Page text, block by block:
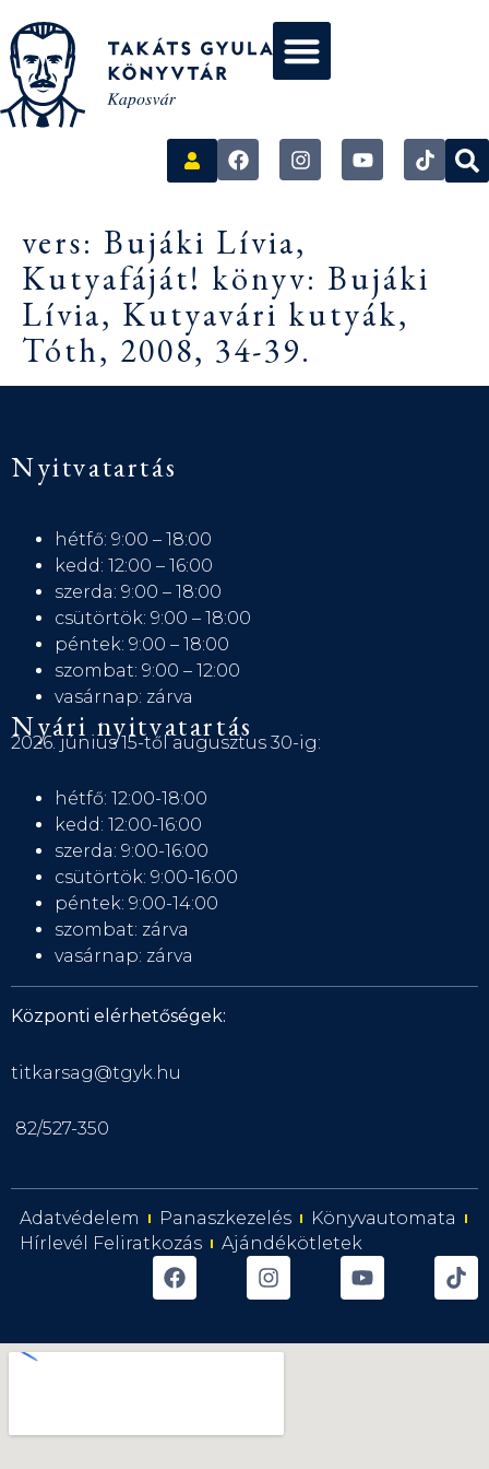
vers: Bujáki Lívia,
Kutyafáját! könyv: Bujáki
Lívia, Kutyavári kutyák,
Tóth, 2008, 34-39.
Nyitvatartás
hétfő: 9:00 – 18:00
kedd: 12:00 – 16:00
szerda: 9:00 – 18:00
csütörtök: 9:00 – 18:00
péntek: 9:00 – 18:00
szombat: 9:00 – 12:00
vasárnap: zárva
Nyári nyitvatartás
2026. június 15-től augusztus 30-ig:
hétfő: 12:00-18:00
kedd: 12:00-16:00
szerda: 9:00-16:00
csütörtök: 9:00-16:00
péntek: 9:00-14:00
szombat: zárva
vasárnap: zárva
Központi elérhetőségek:
titkarsag@tgyk.hu
82/527-350
Adatvédelem Panaszkezelés
Könyvautomata
Hírlevél Feliratkozás
Ajándékötletek